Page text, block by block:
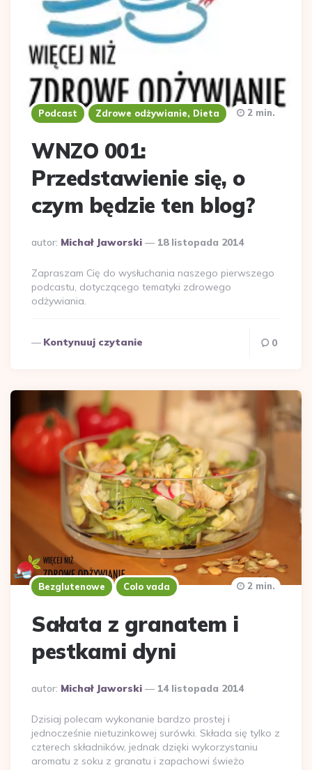
Podcast Zdrowe odżywianie, Dieta
WNZO 001:
Przedstawienie się, o
czym będzie ten blog?
Dodane
autor: Michał Jaworski 18 listopada 2014
2 min.
Zapraszam Cię do wysłuchania naszego pierwszego
podcastu, dotyczącego tematyki zdrowego
odżywiania.
Kontynuuj czytanie 0
Bezglutenowe Colo vada
Sałata z granatem i
pestkami dyni
Dodane
autor: Michał Jaworski 14 listopada 2014
2 min.
Dzisiaj polecam wykonanie bardzo prostej i
jednocześnie nietuzinkowej surówki. Składa się tylko z
czterech składników, jednak dzięki wykorzystaniu
aromatu z soku z granatu i zapachowi świeżo